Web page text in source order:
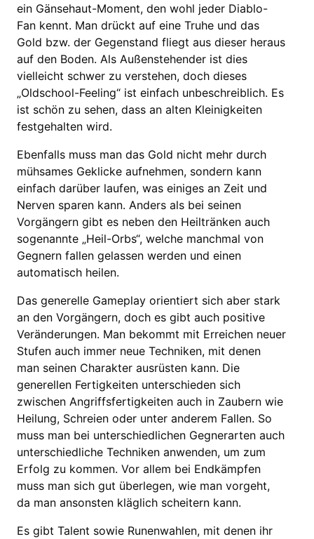
ein Gänsehaut-Moment, den wohl jeder Diablo-
Fan kennt. Man drückt auf eine Truhe und das
Gold bzw. der Gegenstand fliegt aus dieser heraus
auf den Boden. Als Außenstehender ist dies
vielleicht schwer zu verstehen, doch dieses
„Oldschool-Feeling“ ist einfach unbeschreiblich. Es
ist schön zu sehen, dass an alten Kleinigkeiten
festgehalten wird.
Ebenfalls muss man das Gold nicht mehr durch
mühsames Geklicke aufnehmen, sondern kann
einfach darüber laufen, was einiges an Zeit und
Nerven sparen kann. Anders als bei seinen
Vorgängern gibt es neben den Heiltränken auch
sogenannte „Heil-Orbs“, welche manchmal von
Gegnern fallen gelassen werden und einen
automatisch heilen.
Das generelle Gameplay orientiert sich aber stark
an den Vorgängern, doch es gibt auch positive
Veränderungen. Man bekommt mit Erreichen neuer
Stufen auch immer neue Techniken, mit denen
man seinen Charakter ausrüsten kann. Die
generellen Fertigkeiten unterschieden sich
zwischen Angriffsfertigkeiten auch in Zaubern wie
Heilung, Schreien oder unter anderem Fallen. So
muss man bei unterschiedlichen Gegnerarten auch
unterschiedliche Techniken anwenden, um zum
Erfolg zu kommen. Vor allem bei Endkämpfen
muss man sich gut überlegen, wie man vorgeht,
da man ansonsten kläglich scheitern kann.
Es gibt Talent sowie Runenwahlen, mit denen ihr